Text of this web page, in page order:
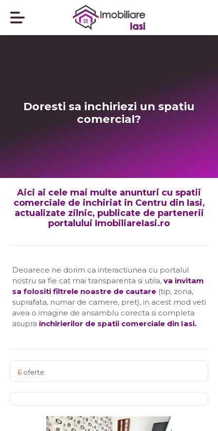
Doresti sa inchiriezi un spatiu
comercial?
Aici ai cele mai multe anunturi cu spatii
comerciale de inchiriat in Centru din Iasi,
actualizate zilnic, publicate de partenerii
portalului ImobiliareIasi.ro
Deoarece ne dorim ca interactiunea cu portalul
nostru sa fie cat mai transparenta si utila, va invitam
sa folositi filtrele noastre de cautare (tip, zona,
suprafata, numar de camere, pret), in acest mod veti
avea o imagine de ansamblu corecta si completa
asupra inchirierilor de spatii comerciale din Iasi.
6 oferte